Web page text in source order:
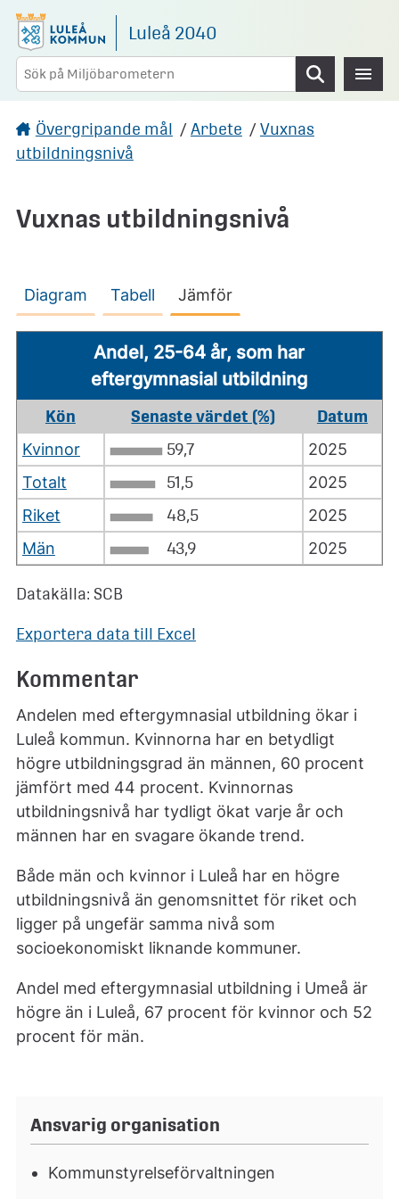
Gå direkt till sidans innehåll
Luleå 2040
Sök
Övergripande mål /Arbete /Vuxnas
utbildningsnivå
Vuxnas utbildningsnivå
Diagram Tabell Jämför
Andel, 25-64 år, som har
eftergymnasial utbildning
Kön Senaste värdet (%)
Datum
Kvinnor
59,7
2025
Totalt
51,5
2025
Riket
48,5
2025
Män
43,9 2025
Datakälla: SCB
Exportera data till Excel
Kommentar
Andelen med eftergymnasial utbildning ökar i
Luleå kommun. Kvinnorna har en betydligt
högre utbildningsgrad än männen, 60 procent
jämfört med 44 procent. Kvinnornas
utbildningsnivå har tydligt ökat varje år och
männen har en svagare ökande trend.
Både män och kvinnor i Luleå har en högre
utbildningsnivå än genomsnittet för riket och
ligger på ungefär samma nivå som
socioekonomiskt liknande kommuner.
Andel med eftergymnasial utbildning i Umeå är
högre än i Luleå, 67 procent för kvinnor och 52
procent för män.
Ansvarig organisation
Kommunstyrelseförvaltningen